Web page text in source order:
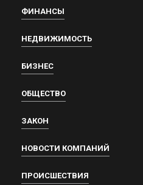
ФИНАНСЫ
НЕДВИЖИМОСТЬ
БИЗНЕС
ОБЩЕСТВО
ЗАКОН
НОВОСТИ КОМПАНИЙ
ПРОИСШЕСТВИЯ